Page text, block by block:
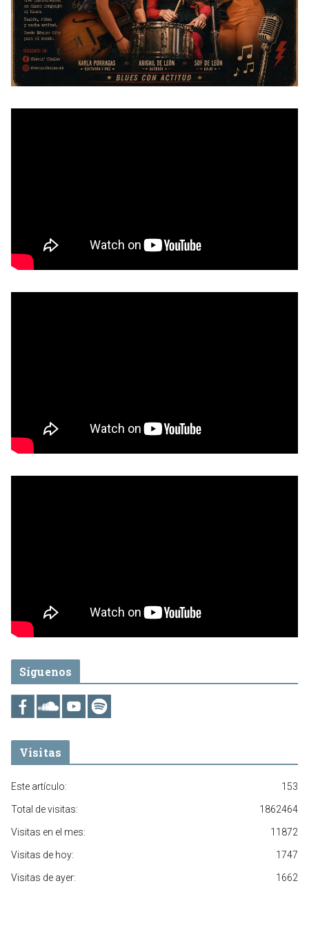
Síguenos
Visitas
153
Este artículo:
1862464
Total de visitas:
11872
Visitas en el mes:
1747
Visitas de hoy:
1662
Visitas de ayer: